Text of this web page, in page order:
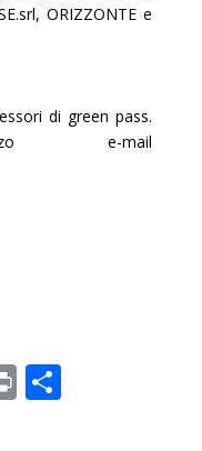
ORIZZONTE e
di green pass.
e-mail
PrC